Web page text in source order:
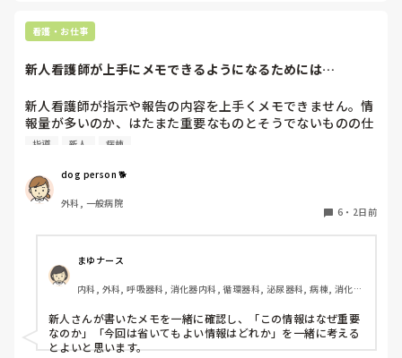
棟に居続けることは不可能なので、
異動の声がかかる前に眼科クリニックに転職しました。
至る、という感じです。
看護・お仕事
新人看護師が上手にメモできるようになるためには…
新人看護師が指示や報告の内容を上手くメモできません。情
報量が多いのか、はたまた重要なものとそうでないものの仕
分けができないのか…  肝心な事柄を逃してしまいます。何
示・報告するよう皆で努力しています。
指導 新人 病棟
dog person 🐕
外科, 一般病院
6 ・ 2日前
まゆナース
内科, 外科, 呼吸器科, 消化器内科, 循環器科, 泌尿器科, 病棟, 消化器
新人さんが書いたメモを一緒に確認し、「この情報はなぜ重要
なのか」「今回は省いてもよい情報はどれか」を一緒に考える
とよいと思います。